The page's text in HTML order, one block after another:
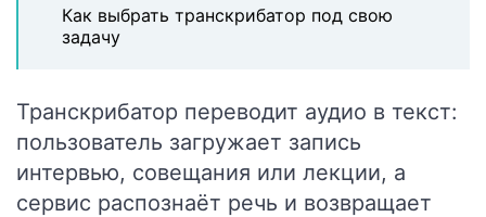
Как выбрать транскрибатор под свою
задачу
Транскрибатор переводит аудио в текст:
пользователь загружает запись
интервью, совещания или лекции, а
сервис распознаёт речь и возвращает